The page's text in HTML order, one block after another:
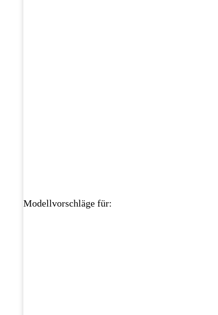
Modellvorschläge für: